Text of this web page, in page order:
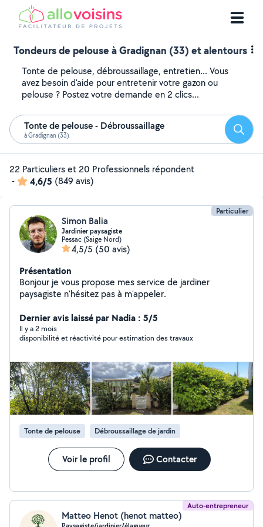
Tondeurs de pelouse à Gradignan (33) et alentours
Tonte de pelouse, débroussaillage, entretien... Vous
avez besoin d'aide pour entretenir votre gazon ou
pelouse ? Postez votre demande en 2 clics...
Tonte de pelouse - Débroussaillage
à Gradignan (33)
22 Particuliers et 20 Professionnels répondent
-
4,6/5 (849 avis)
Particulier
Simon Balia
Jardinier paysagiste
Pessac (Saige Nord)
4,5/5 (50 avis)
Présentation
Bonjour je vous propose mes service de jardiner
paysagiste n'hésitez pas à m'appeler.
Dernier avis laissé par Nadia : 5/5
Il y a 2 mois
disponibilité et réactivité pour estimation des travaux
Tonte de pelouse Débroussaillage de jardin
Voir le profil Contacter
Auto-entrepreneur
Matteo Henot (henot matteo)